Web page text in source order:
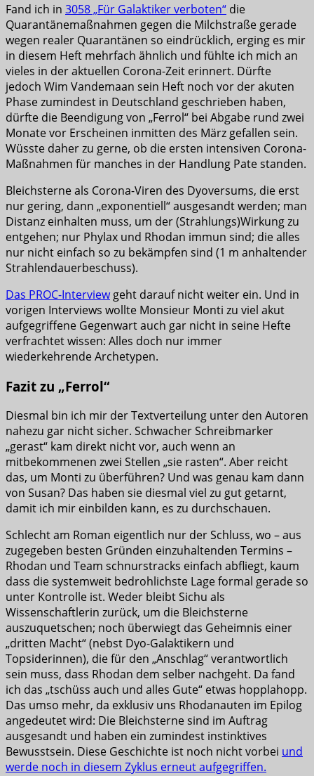
Fand ich in 3058 „Für Galaktiker verboten“ die
Quarantänemaßnahmen gegen die Milchstraße gerade
wegen realer Quarantänen so eindrücklich, erging es mir
in diesem Heft mehrfach ähnlich und fühlte ich mich an
vieles in der aktuellen Corona-Zeit erinnert. Dürfte
jedoch Wim Vandemaan sein Heft noch vor der akuten
Phase zumindest in Deutschland geschrieben haben,
dürfte die Beendigung von „Ferrol“ bei Abgabe rund zwei
Monate vor Erscheinen inmitten des März gefallen sein.
Wüsste daher zu gerne, ob die ersten intensiven Corona-
Maßnahmen für manches in der Handlung Pate standen.
Bleichsterne als Corona-Viren des Dyoversums, die erst
nur gering, dann „exponentiell“ ausgesandt werden; man
Distanz einhalten muss, um der (Strahlungs)Wirkung zu
entgehen; nur Phylax und Rhodan immun sind; die alles
nur nicht einfach so zu bekämpfen sind (1 m anhaltender
Strahlendauerbeschuss).
Das PROC-Interviewgeht darauf nicht weiter ein. Und in
vorigen Interviews wollte Monsieur Monti zu viel akut
aufgegriffene Gegenwart auch gar nicht in seine Hefte
verfrachtet wissen: Alles doch nur immer
wiederkehrende Archetypen.
Fazit zu „Ferrol“
Diesmal bin ich mir der Textverteilung unter den Autoren
nahezu gar nicht sicher. Schwacher Schreibmarker
„gerast“ kam direkt nicht vor, auch wenn an
mitbekommenen zwei Stellen „sie rasten“. Aber reicht
das, um Monti zu überführen? Und was genau kam dann
von Susan? Das haben sie diesmal viel zu gut getarnt,
damit ich mir einbilden kann, es zu durchschauen.
Schlecht am Roman eigentlich nur der Schluss, wo – aus
zugegeben besten Gründen einzuhaltenden Termins –
Rhodan und Team schnurstracks einfach abfliegt, kaum
dass die systemweit bedrohlichste Lage formal gerade so
unter Kontrolle ist. Weder bleibt Sichu als
Wissenschaftlerin zurück, um die Bleichsterne
auszuquetschen; noch überwiegt das Geheimnis einer
„dritten Macht“ (nebst Dyo-Galaktikern und
Topsiderinnen), die für den „Anschlag“ verantwortlich
sein muss, dass Rhodan dem selber nachgeht. Da fand
ich das „tschüss auch und alles Gute“ etwas hopplahopp.
Das umso mehr, da exklusiv uns Rhodanauten im Epilog
angedeutet wird: Die Bleichsterne sind im Auftrag
ausgesandt und haben ein zumindest instinktives
Bewusstsein. Diese Geschichte ist noch nicht vorbei und
werde noch in diesem Zyklus erneut aufgegriffen.